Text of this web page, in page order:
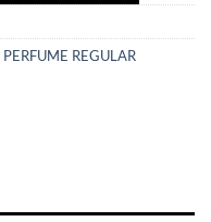
PERFUME REGULAR